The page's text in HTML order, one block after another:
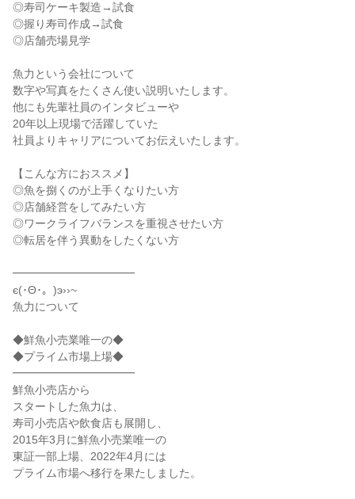
◎寿司ケーキ製造→試食
◎握り寿司作成→試食
◎店舗売場見学
魚力という会社について
数字や写真をたくさん使い説明いたします。
他にも先輩社員のインタビューや
20年以上現場で活躍していた
社員よりキャリアについてお伝えいたします。
【こんな方におススメ】
◎魚を捌くのが上手くなりたい方
◎店舗経営をしてみたい方
◎ワークライフバランスを重視させたい方
◎転居を伴う異動をしたくない方
━━━━━━━━━━━
є(･Θ･。)э››~
魚力について
◆鮮魚小売業唯一の◆
◆プライム市場上場◆
━━━━━━━━━━━
鮮魚小売店から
スタートした魚力は、
寿司小売店や飲食店も展開し、
2015年3月に鮮魚小売業唯一の
東証一部上場、2022年4月には
プライム市場へ移行を果たしました。